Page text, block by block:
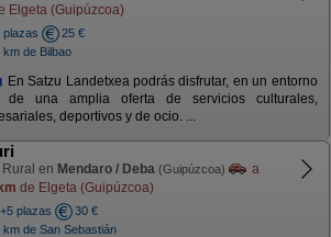
Elgeta (Guipúzcoa)
plazas
25 €
km de Bilbao
En Satzu Landetxea podrás disfrutar, en un entorno
de una amplia oferta de servicios culturales,
deportivos y de ocio. ...
en Mendaro / Deba (Guipúzcoa)
a
de Elgeta (Guipúzcoa)
plazas
30 €
km de San Sebastián